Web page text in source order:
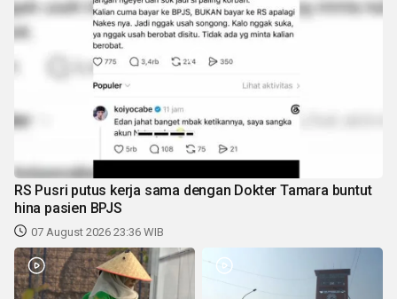
RS Pusri putus kerja sama dengan Dokter Tamara buntut
hina pasien BPJS
07 August 2026 23:36 WIB